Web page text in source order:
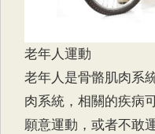
老年人運動
老年人是骨骼肌肉系
肉系統，相關的疾病
願意運動，或者不敢